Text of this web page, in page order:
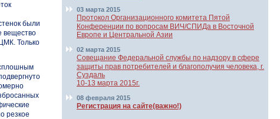
были
вещество
Только
резкое
03 марта 2015
Протокол Организационного комитета Пятой
Конференции по вопросам ВИЧ/СПИДа в Восточной
Европе и Центральной Азии
02 марта 2015
Совещание Федеральной службы по надзору в сфере
защиты прав потребителей и благополучия человека, г.
Суздаль
10-13 марта 2015г.
08 февраля 2015
Регистрация на сайте(важно!)